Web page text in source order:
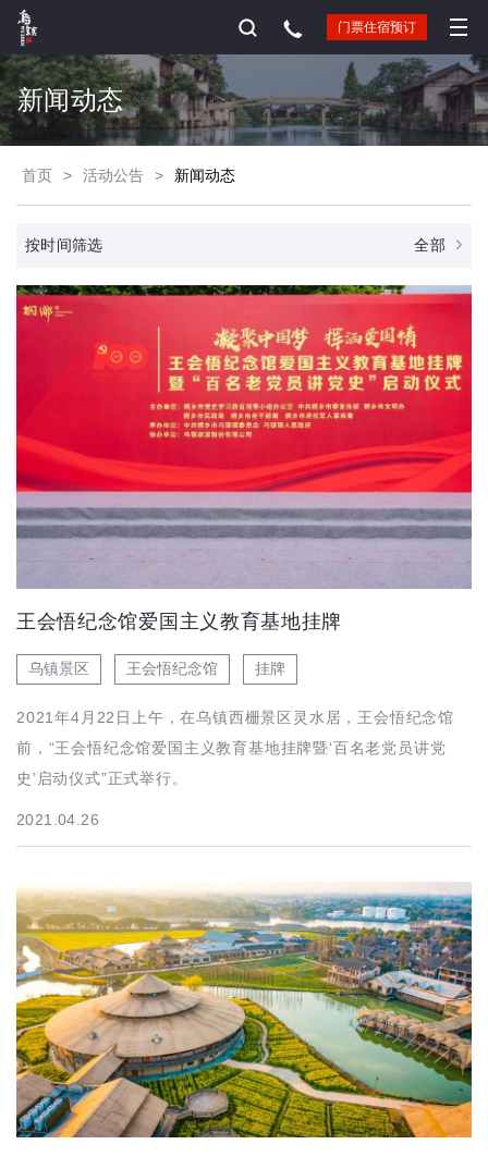
门票住宿预订
新闻动态
首页 > 活动公告 > 新闻动态
按时间筛选 全部
王会悟纪念馆爱国主义教育基地挂牌
乌镇景区 王会悟纪念馆 挂牌
2021年4月22日上午，在乌镇西栅景区灵水居，王会悟纪念馆
前，“王会悟纪念馆爱国主义教育基地挂牌暨‘百名老党员讲党
史’启动仪式”正式举行。
2021.04.26